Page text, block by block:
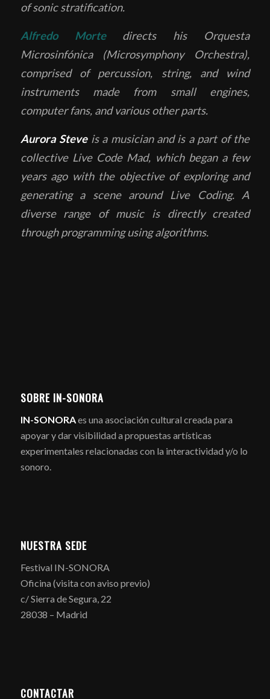
of sonic stratification.
Alfredo Mortedirects his Orquesta
Microsinfónica (Microsymphony Orchestra),
comprised of percussion, string, and wind
instruments made from small engines,
computer fans, and various other parts.
Aurora Steveis a musician and is a part of the
collective Live Code Mad, which began a few
years ago with the objective of exploring and
generating a scene around Live Coding. A
diverse range of music is directly created
through programming using algorithms.
SOBRE IN-SONORA
IN-SONORAes una asociación cultural creada para
apoyar y dar visibilidad a propuestas artísticas
experimentales relacionadas con la interactividad y/o lo
sonoro.
NUESTRA SEDE
Festival IN-SONORA
Oficina (visita con aviso previo)
c/ Sierra de Segura, 22
28038 – Madrid
CONTACTAR